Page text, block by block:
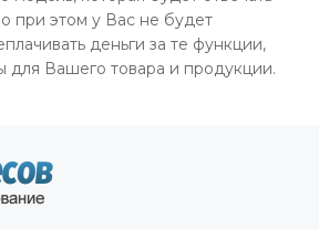
при этом у Вас не будет
деньги за те функции,
для Вашего товара и продукции.